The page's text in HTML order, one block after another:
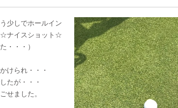
少しでホールイン
☆ナイスショット☆
・・・）
けられ・・・
たが・・・
せました。